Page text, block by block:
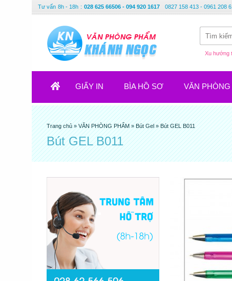
Tư vấn 8h - 18h : 028 625 66506 - 094 920 1617 0827 158 413 - 0961 208
Xu hướng
GIẤY IN BÌA HỒ SƠ VĂN PHÒNG
Trang chủ»VĂN PHÒNG PHẨM »Bút Gel»Bút GEL B011
Bút GEL B011